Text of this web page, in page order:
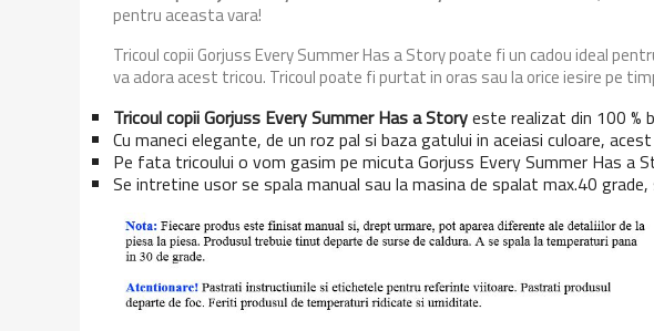
pentru aceasta vara!
Tricoul copii Gorjuss Every Summer Has a Story poate fi un cadou ideal
va adora acest tricou. Tricoul poate fi purtat in oras sau la orice iesire pe
Tricoul copii Gorjuss Every Summer Has a Storyeste realizat din 100 %
Cu maneci elegante, de un roz pal si baza gatului in aceiasi culoare,
Pe fata tricoului o vom gasim pe micuta Gorjuss Every Summer Has a
Se intretine usor se spala manual sau la masina de spalat max.40